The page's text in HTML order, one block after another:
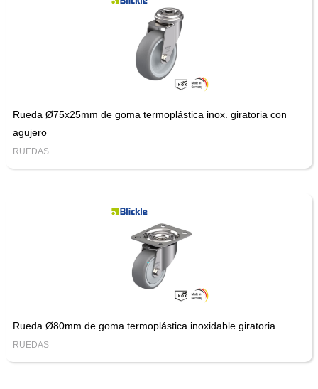
Rueda Ø75x25mm de goma termoplástica inox. giratoria con
agujero
RUEDAS
Rueda Ø80mm de goma termoplástica inoxidable giratoria
RUEDAS